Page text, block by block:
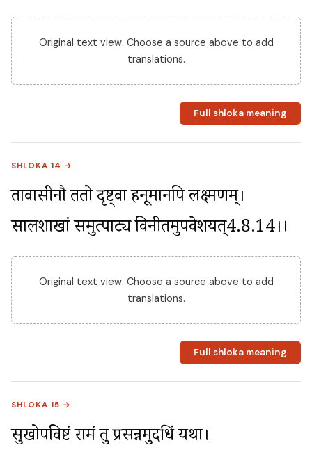
Original text view. Choose a source above to add
translations.
Full shloka meaning
SHLOKA 14 →
तावासीनौ ततो दृष्ट्वा हनूमानपि लक्ष्मणम्।
सालशाखां समुत्पाट्य विनीतमुपवेशयत्4.8.14।।
Original text view. Choose a source above to add
translations.
Full shloka meaning
SHLOKA 15 →
सुखोपविष्टं रामं तु प्रसन्नमुदधिं यथा।